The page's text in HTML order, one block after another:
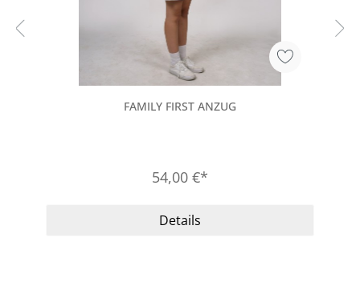
FAMILY FIRST ANZUG
54,00 €*
Details